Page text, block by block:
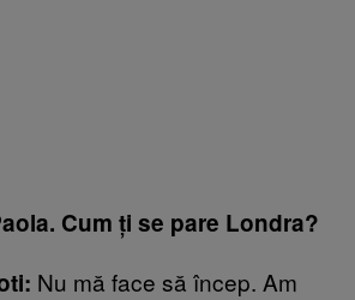
Cum ți se pare Londra?
Nu mă face să încep. Am